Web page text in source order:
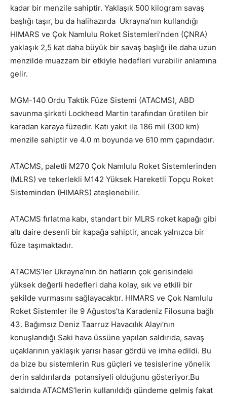
kadar bir menzile sahiptir. Yaklaşık 500 kilogram savaş
başlığı taşır, bu da halihazırda Ukrayna’nın kullandığı
HIMARS ve Çok Namlulu Roket Sistemleri’nden (ÇNRA)
yaklaşık 2,5 kat daha büyük bir savaş başlığı ile daha uzun
menzilde muazzam bir etkiyle hedefleri vurabilir anlamına
gelir.
MGM-140 Ordu Taktik Füze Sistemi (ATACMS), ABD
savunma şirketi Lockheed Martin tarafından üretilen bir
karadan karaya füzedir. Katı yakıt ile 186 mil (300 km)
menzile sahiptir ve 4.0 m boyunda ve 610 mm çapındadır.
ATACMS, paletli M270 Çok Namlulu Roket Sistemlerinden
(MLRS) ve tekerlekli M142 Yüksek Hareketli Topçu Roket
Sisteminden (HIMARS) ateşlenebilir.
ATACMS fırlatma kabı, standart bir MLRS roket kapağı gibi
altı daire desenli bir kapağa sahiptir, ancak yalnızca bir
füze taşımaktadır.
ATACMS’ler Ukrayna’nın ön hatların çok gerisindeki
yüksek değerli hedefleri daha kolay, sık ve etkili bir
şekilde vurmasını sağlayacaktır. HIMARS ve Çok Namlulu
Roket Sistemler ile 9 Ağustos’ta Karadeniz Filosuna bağlı
43. Bağımsız Deniz Taarruz Havacılık Alayı’nın
konuşlandığı Saki hava üssüne yapılan saldırıda, savaş
uçaklarının yaklaşık yarısı hasar gördü ve imha edildi. Bu
da bize bu sistemlerin Rus güçleri ve tesislerine yönelik
derin saldırılarda potansiyeli olduğunu gösteriyor.Bu
saldırıda ATACMS’lerin kullanıldığı gündeme gelmiş fakat